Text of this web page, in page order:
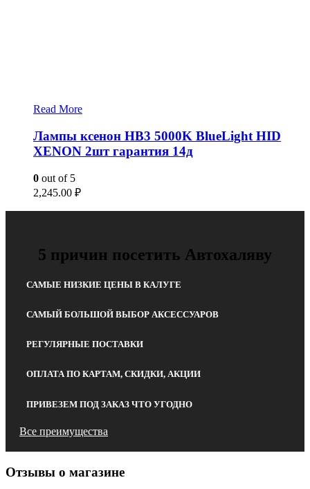
Read More
Лампы ксенон HB3 5000K BlueLight HID
XENON 2шт гарантия 14д
0 out of 5
2,245.00 ₽
5 причин посетить Автохаляву
САМЫЕ НИЗКИЕ ЦЕНЫ В КАЛУГЕ
САМЫЙ БОЛЬШОЙ ВЫБОР АКСЕССУАРОВ
РЕГУЛЯРНЫЕ ПОСТАВКИ
ОПЛАТА ПО КАРТАМ, СКИДКИ, АКЦИИ
ПРИВЕЗЕМ ПОД ЗАКАЗ ЧТО УГОДНО
Все преимущества
Отзывы о магазине